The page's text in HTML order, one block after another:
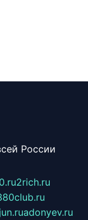
России
2rich.ru
adonyev.ru